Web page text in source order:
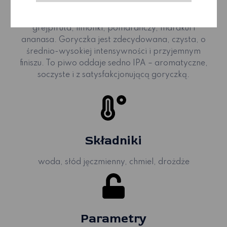
grejpfruta, limonki, pomarańczy, marakui i
ananasa. Goryczka jest zdecydowana, czysta, o
średnio-wysokiej intensywności i przyjemnym
finiszu. To piwo oddaje sedno IPA – aromatyczne,
soczyste i z satysfakcjonującą goryczką.
Składniki
woda, słód jęczmienny, chmiel, drożdże
Parametry